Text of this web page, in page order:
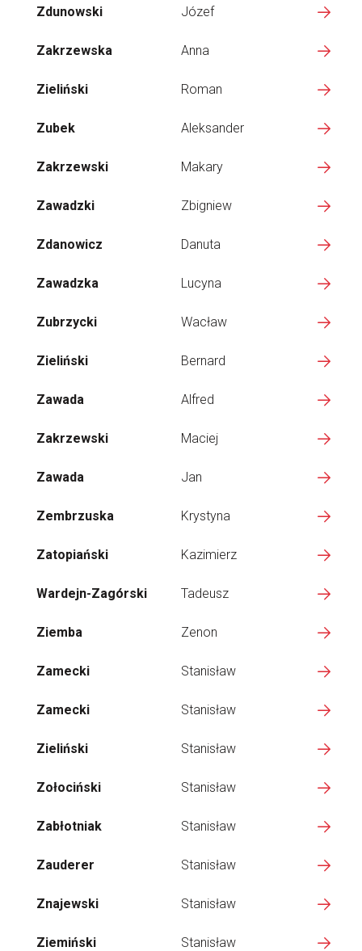
Zdunowski Józef
Zakrzewska Anna
Zieliński Roman
Zubek Aleksander
Zakrzewski Makary
Zawadzki Zbigniew
Zdanowicz Danuta
Zawadzka Lucyna
Zubrzycki Wacław
Zieliński Bernard
Zawada Alfred
Zakrzewski Maciej
Zawada Jan
Zembrzuska Krystyna
Zatopiański Kazimierz
Wardejn-Zagórski Tadeusz
Ziemba Zenon
Zamecki Stanisław
Zamecki Stanisław
Zieliński Stanisław
Zołociński Stanisław
Zabłotniak Stanisław
Zauderer Stanisław
Znajewski Stanisław
Ziemiński Stanisław